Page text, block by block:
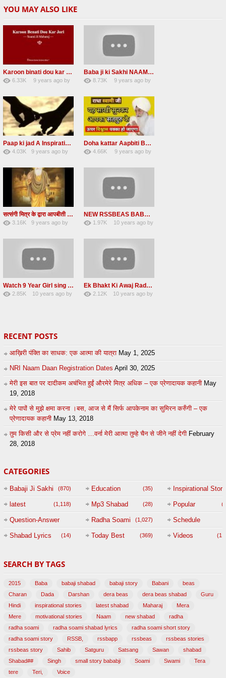
YOU MAY ALSO LIKE
Karoon binati dou kar Jori Arty RADHA SOAMI JI
6.33K
9 years ago by
Baba ji ki Sakhi NAAM DAAN PRASHAD Radha Soami Ji
8.73K
9 years agoby
Paap ki jad A Inspirational Story Radha Soami Ji
4.03K
9 years agoby
Doha kattar Aapbiti Baba ji ki sakhi Radha soami ji
4.66K
9 years agoby
सत्संगी मित्र के द्वारा आपबीती Ek Mahila Satsangi Mitra ke Dwara apni aapbiti Baba ji ki Saakhi
3.16K
9 years agoby
NEW RSSBEAS BABA JI DI SAKHI NAAM DI KAMAI
1.97K
10 years ago by
Watch 9 Year Girl sing a lovely Shabad Front of baba Ji Beas Dera
2.85K
10 years ago by
Ek Bhakt Ki Awaj Radha soami satsang 20 may 2016
2.12K
10 years ago by
RECENT POSTS
आख़िरी पंक्ति का साधक: एक आत्मा की यात्रा May 1, 2025
NRI Naam Daan Registration Dates April 30, 2025
मेरी इस बात पर दादीकम अचंभित हुईं औरमेरे मित्र अधिक – एक प्रेणादायक कहानी May
19, 2018
मेरे पापों से मुझे क्षमा करना ।बस, आज से मैं सिर्फ आपकेनाम का सुमिरन करुँगी – एक
प्रेणादायक कहानी May 13, 2018
तुम किसी और से प्रेम नहीं करोगे …वर्ना मेरी आत्मा तुम्हे चैन से जीने नहीं देगी February
28, 2018
CATEGORIES
Babaji Ji Sakhi (870) Education (35) Inspirational Story
latest (1,118) Mp3 Shabad (28) Popular
Question-Answer
Session with
(47)
Radha Soami (1,027) Schedule
Shabad Lyrics (14) Today Best (369) Videos
SEARCH BY TAGS
2015 Baba babaji shabad babaji story Babani
beas
Charan
Dada Darshan dera beas dera beas shabad
Guru
Hindi
inspirational stories latest shabad Maharaj
Mera
Mere
motivational stories Naam new shabad
radha
radha soami
radha soami shabad lyrics
radha soami short story
radha soami story
RSSB, rssbapp rssbeas
rssbeas stories
rssbeas story
Sahib Satguru Satsang Sawan
shabad
Shabad##
Singh small story bababji Soami Swami
Tera
tere
Teri, Voice